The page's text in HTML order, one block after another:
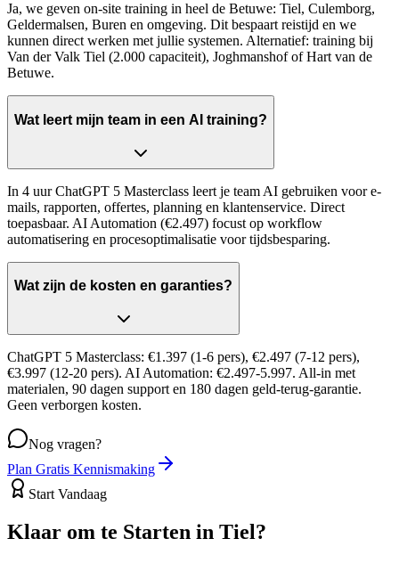
Ja, we geven on-site training in heel de Betuwe: Tiel, Culemborg,
Geldermalsen, Buren en omgeving. Dit bespaart reistijd en we
kunnen direct werken met jullie systemen. Alternatief: training bij
Van der Valk Tiel (2.000 capaciteit), Joghmanshof of Hart van de
Betuwe.
Wat leert mijn team in een AI training?
In 4 uur ChatGPT 5 Masterclass leert je team AI gebruiken voor e-
mails, rapporten, offertes, planning en klantenservice. Direct
toepasbaar. AI Automation (€2.497) focust op workflow
automatisering en procesoptimalisatie voor tijdsbesparing.
Wat zijn de kosten en garanties?
ChatGPT 5 Masterclass: €1.397 (1-6 pers), €2.497 (7-12 pers),
€3.997 (12-20 pers). AI Automation: €2.497-5.997. All-in met
materialen, 90 dagen support en 180 dagen geld-terug-garantie.
Geen verborgen kosten.
Nog vragen?
Plan Gratis Kennismaking
Start Vandaag
Klaar om te Starten in Tiel?